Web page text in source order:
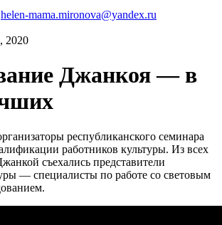
helen-mama.mironova@yandex.ru
2020
Джанкоя — в
республиканского семинара
работников культуры. Из всех
съехались представители
— специалисты по работе со световым